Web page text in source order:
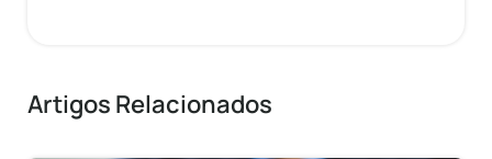
Artigos Relacionados